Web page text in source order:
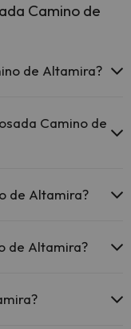
Camino de
de Altamira?
Fi gratuito en
Camino de
de Altamira?
de Altamira?